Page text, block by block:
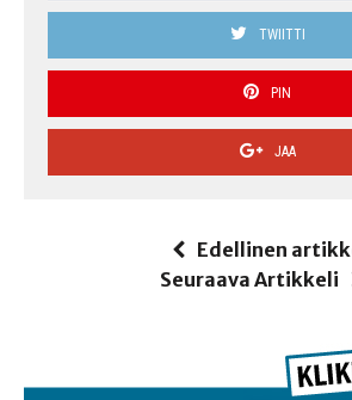
TWIITTI
PIN
JAA
Edellinen
Seuraava Artikkeli